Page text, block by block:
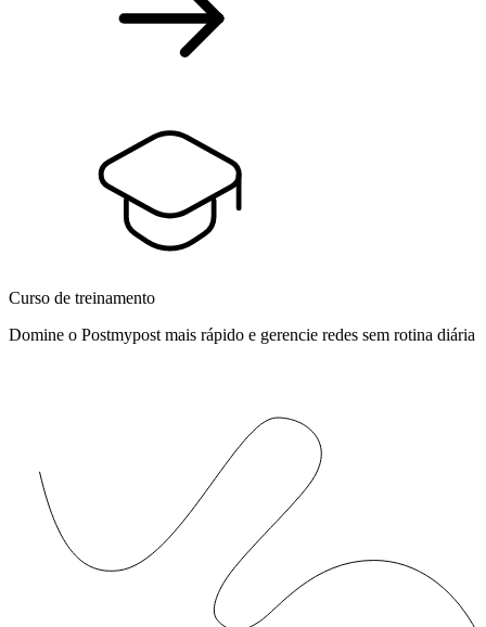
Curso de treinamento
Domine o Postmypost mais rápido e gerencie redes sem rotina diária